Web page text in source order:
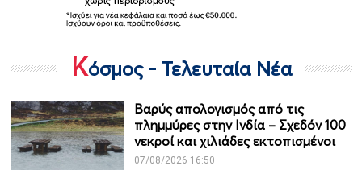
Κόσμος - Τελευταία Νέα
Βαρύς απολογισμός από τις
πλημμύρες στην Ινδία – Σχεδόν 100
νεκροί και χιλιάδες εκτοπισμένοι
07/08/2026 16:50